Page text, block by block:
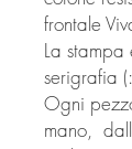
frontale
La
serigrafia (:
Ogni
mano,